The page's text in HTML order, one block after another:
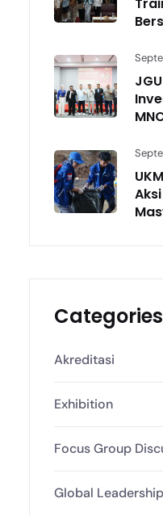
Categories
Akreditasi
Exhibition
Focus Group
Global